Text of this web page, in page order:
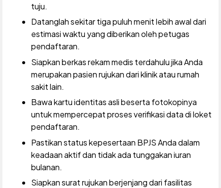
tuju.
Datanglah sekitar tiga puluh menit lebih awal dari
estimasi waktu yang diberikan oleh petugas
pendaftaran.
Siapkan berkas rekam medis terdahulu jika Anda
merupakan pasien rujukan dari klinik atau rumah
sakit lain.
Bawa kartu identitas asli beserta fotokopinya
untuk mempercepat proses verifikasi data di loket
pendaftaran.
Pastikan status kepesertaan BPJS Anda dalam
keadaan aktif dan tidak ada tunggakan iuran
bulanan.
Siapkan surat rujukan berjenjang dari fasilitas